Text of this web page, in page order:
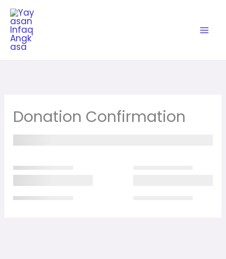
Skip
content
Donation Confirmation